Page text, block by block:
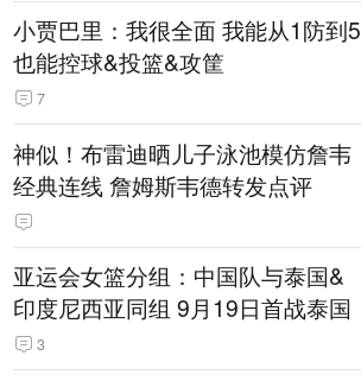
小贾巴里：我很全面 我能从1防到5
也能控球&投篮&攻筐
7
神似！布雷迪晒儿子泳池模仿詹韦
经典连线 詹姆斯韦德转发点评
亚运会女篮分组：中国队与泰国&
印度尼西亚同组 9月19日首战泰国
3